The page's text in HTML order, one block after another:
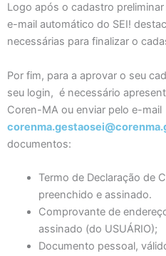
Logo após o cadastro
e-mail automático do SEI!
necessárias para finalizar o
Por fim, para a aprovar o seu
seu login, é necessário
Coren-MA ou enviar pelo e-mail
documentos:
Termo de Declaração de
preenchido e assinado.
Comprovante de
assinado (do USUÁRIO);
Documento pessoal,